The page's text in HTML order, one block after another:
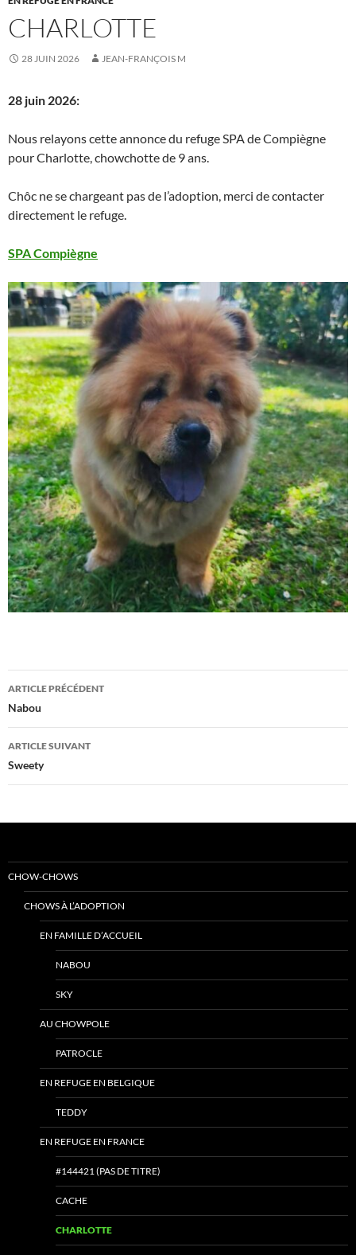
CHARLOTTE
28 JUIN 2026 JEAN-FRANÇOIS M
28 juin 2026:
Nous relayons cette annonce du refuge SPA de Compiègne
pour Charlotte, chowchotte de 9 ans.
Chôc ne se chargeant pas de l’adoption, merci de contacter
directement le refuge.
SPA Compiègne
Navigation
des
articles
ARTICLE PRÉCÉDENT
Nabou
ARTICLE SUIVANT
Sweety
CHOW-CHOWS
CHOWS À L’ADOPTION
EN FAMILLE D’ACCUEIL
NABOU
SKY
AU CHOWPOLE
PATROCLE
EN REFUGE EN BELGIQUE
TEDDY
EN REFUGE EN FRANCE
#144421 (PAS DE TITRE)
CACHE
CHARLOTTE